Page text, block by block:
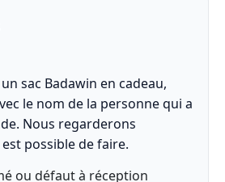
sac Badawin en cadeau,
le nom de la personne qui a
Nous regarderons
possible de faire.
ou défaut à réception